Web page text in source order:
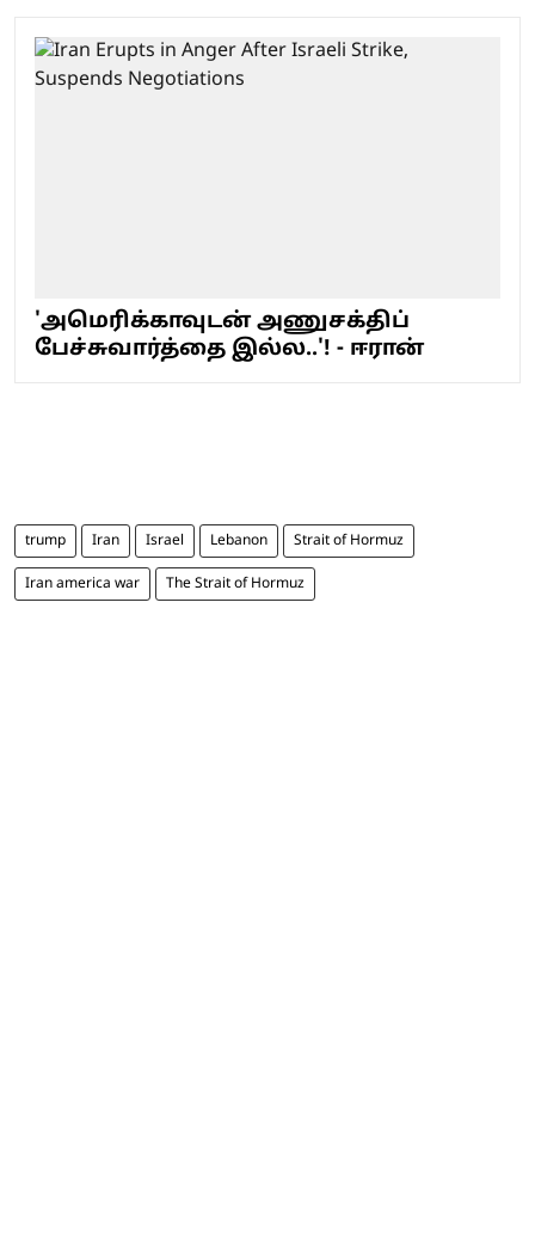
'அமெரிக்காவுடன் அணுசக்திப்
பேச்சுவார்த்தை இல்ல..'! - ஈரான்
trump Iran Israel Lebanon Strait of Hormuz
Iran america war The Strait of Hormuz